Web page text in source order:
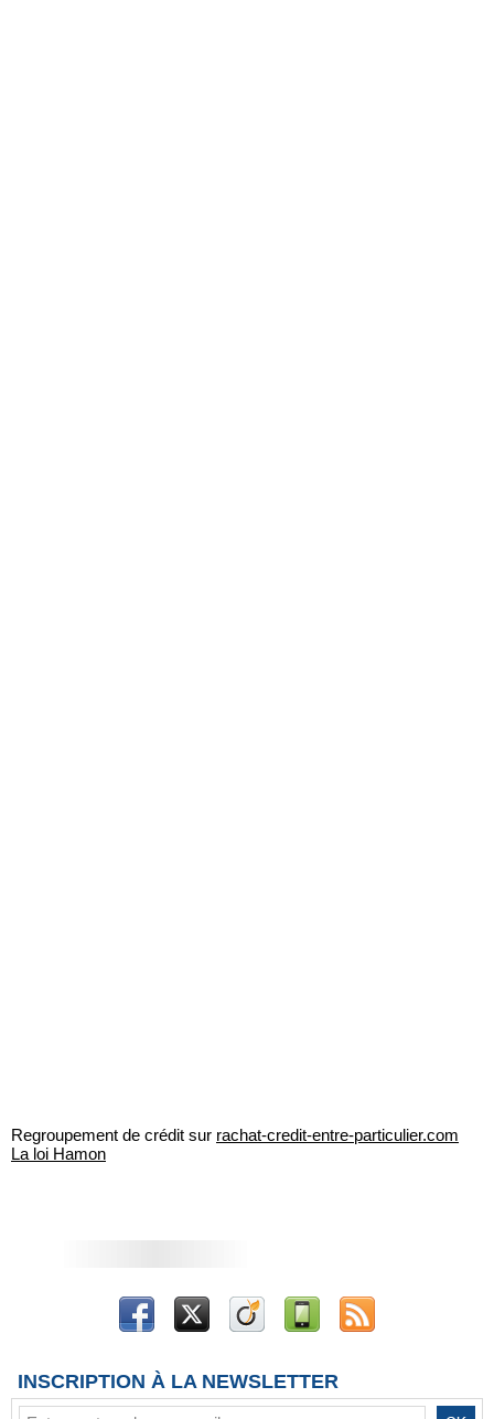
Regroupement de crédit sur rachat-credit-entre-particulier.com
La loi Hamon
INSCRIPTION À LA NEWSLETTER